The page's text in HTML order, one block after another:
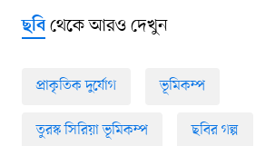
ছবিথেকে আরও দেখুন
প্রাকৃতিক দুর্যোগ ভূমিকম্প
তুরস্ক সিরিয়া ভূমিকম্প ছবির গল্প